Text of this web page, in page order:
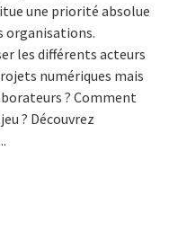
une priorité absolue
organisations.
les différents acteurs
numériques mais
? Comment
? Découvrez